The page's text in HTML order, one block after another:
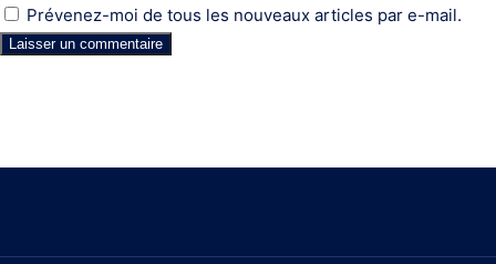
Prévenez-moi de tous les nouveaux articles par e-mail.